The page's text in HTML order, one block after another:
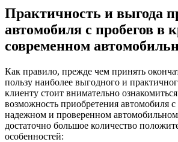
Практичность и выгода
автомобиля с пробегов в
современном
Как правило, прежде чем принять
пользу наиболее выгодного и
клиенту стоит внимательно
возможность приобретения автомобиля
надежном и проверенном автомобильном
достаточно большое количество
особенностей: